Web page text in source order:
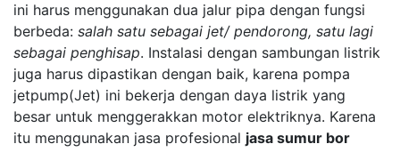
ini harus menggunakan dua jalur pipa dengan fungsi
berbeda: salah satu sebagai jet/ pendorong, satu lagi
sebagai penghisap. Instalasi dengan sambungan listrik
juga harus dipastikan dengan baik, karena pompa
jetpump(Jet) ini bekerja dengan daya listrik yang
besar untuk menggerakkan motor elektriknya. Karena
itu menggunakan jasa profesional jasa sumur bor